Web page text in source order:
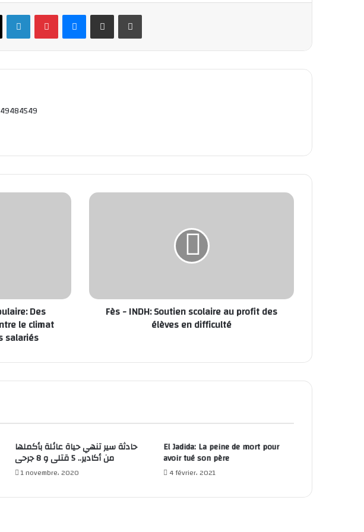
Des
le climat
salariés
Fès - INDH: Soutien scolaire au profit des
élèves en difficulté
حادثة سير تنهي حياة عائلة بأكملها
من أكادير.. 5 قتلى و 8 جرحى
1 novembre، 2020
El Jadida: La peine de mort pour
avoir tué son père
4 février، 2021